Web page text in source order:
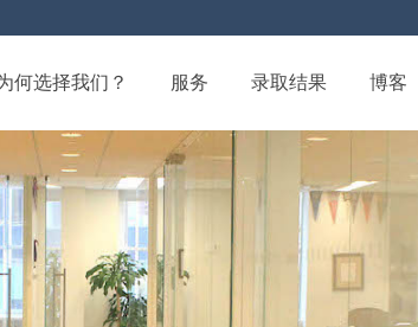
何选择我们？ 服务 录取结果 博客